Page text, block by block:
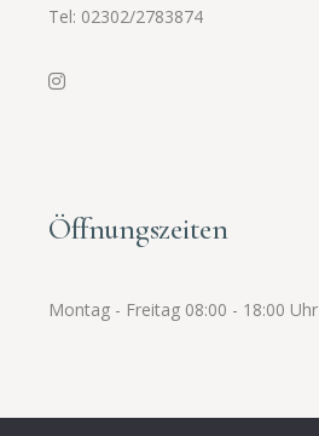
Tel: 02302/2783874
Öffnungszeiten
Montag - Freitag 08:00 - 18:00 Uhr